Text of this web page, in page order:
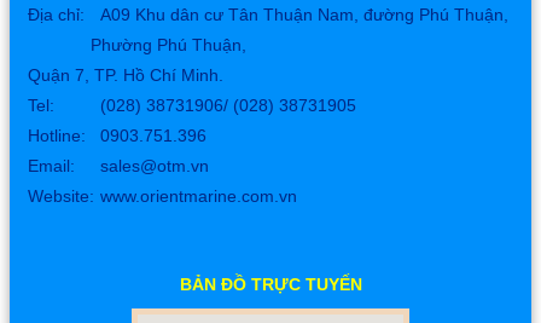
Địa chỉ:
A09 Khu dân cư Tân Thuận Nam, đường Phú Thuận,
Phường Phú Thuận,
Quận 7, TP. Hồ Chí Minh.
Tel:
(028) 38731906/ (028) 38731905
Hotline: 0903.751.396
Email:
sales@otm.vn
Website: www.orientmarine.com.vn
BẢN ĐỒ TRỰC TUYẾN